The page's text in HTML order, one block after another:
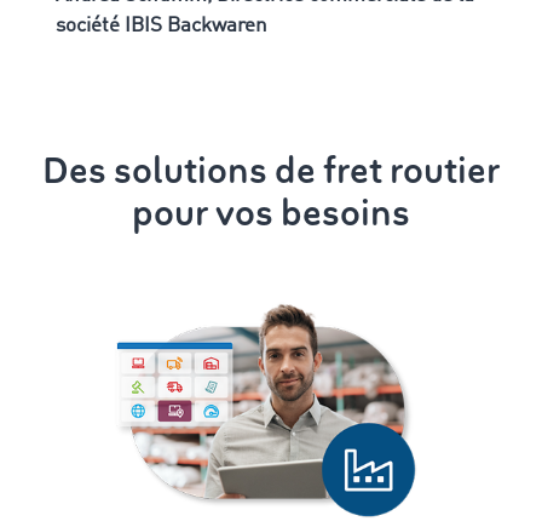
société IBIS Backwaren
Des solutions de fret routier
pour vos besoins